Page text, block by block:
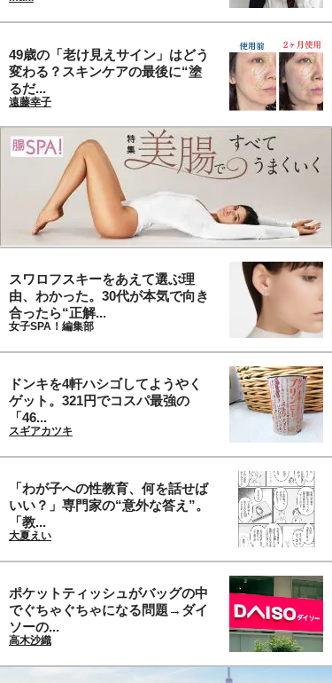
49歳の「老け見えサイン」はどう
変わる？スキンケアの最後に“塗
るだ...
遠藤幸子
スワロフスキーをあえて選ぶ理
由、わかった。30代が本気で向き
合ったら“正解...
女子SPA！編集部
ドンキを4軒ハシゴしてようやく
ゲット。321円でコスパ最強の
「46...
スギアカツキ
「わが子への性教育、何を話せば
いい？」専門家の“意外な答え”。
「教...
大夏えい
ポケットティッシュがバッグの中
でぐちゃぐちゃになる問題→ダイ
ソーの...
高木沙織